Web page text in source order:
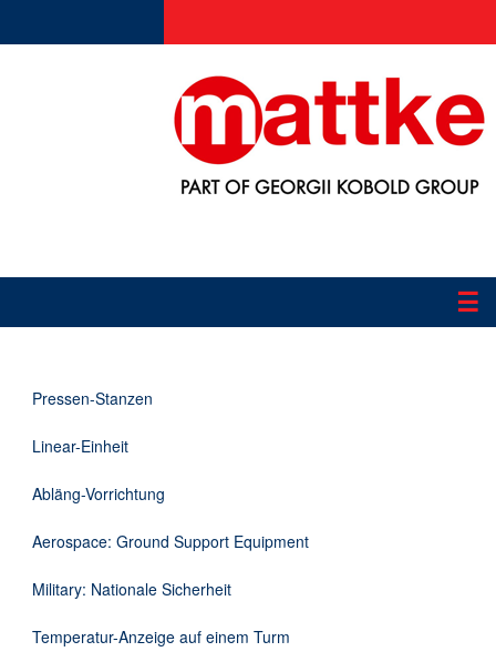
☰
Applikationen
Informationen
Downloads
Kontakt
Pressen-Stanzen
Linear-Einheit
Abläng-Vorrichtung
Aerospace: Ground Support Equipment
Military: Nationale Sicherheit
Temperatur-Anzeige auf einem Turm